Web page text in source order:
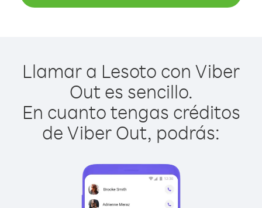
Llamar a Lesoto con Viber
Out es sencillo.
En cuanto tengas créditos
de Viber Out, podrás: